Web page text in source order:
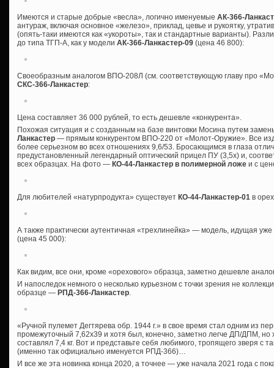
Имеются и старые добрые «весла», логично именуемые АК-366-
антураж, включая основное «железо», приклад, цевье и рукоятку,
(опять-таки имеются как «укороты», так и стандартные варианты).
до типа ТГП-А, как у модели АК-366-Ланкастер-09 (цена 46 800):
Своеобразным аналогом ВПО-208Л (см. соответствующую главу про
СКС-366-Ланкастер:
Цена составляет 36 000 рублей, то есть дешевле «конкурента».
Похожая ситуация и с созданным на базе винтовки Мосина путем
Ланкастер — прямым конкурентом ВПО-220 от «Молот-Оружие». Все
более серьезном во всех отношениях 9,6/53. Бросающимся в глаза
предустановленный легендарный оптический прицел ПУ (3,5х) и,
всех образцах. На фото — КО-44-Ланкастер в полимерной ложе и с
Для любителей «натурпродукта» существует КО-44-Ланкастер-01 в
А также практически аутентичная «трехлинейка» — модель, идущая
(цена 45 000):
Как видим, все они, кроме «орехового» образца, заметно дешевле
И напоследок немного о несколько курьезном с точки зрения не
образце — РПД-366-Ланкастер.
«Ручной пулемет Дегтярева обр. 1944 г.» в свое время стал одним из
промежуточный 7,62х39 и хотя был, конечно, заметно легче ДП/ДПМ, но
составлял 7,4 кг. Вот и представьте себя любимого, тропящего зверя с
(именно так официально именуется РПД-366)…
И все же эта новинка конца 2020, а точнее — уже начала 2021 года с